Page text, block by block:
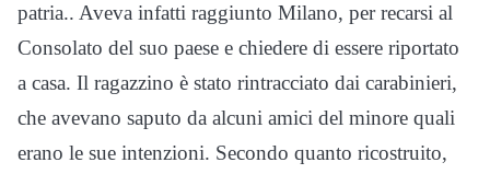
patria.. Aveva infatti raggiunto Milano, per recarsi al
Consolato del suo paese e chiedere di essere riportato
a casa. Il ragazzino è stato rintracciato dai carabinieri,
che avevano saputo da alcuni amici del minore quali
erano le sue intenzioni. Secondo quanto ricostruito,